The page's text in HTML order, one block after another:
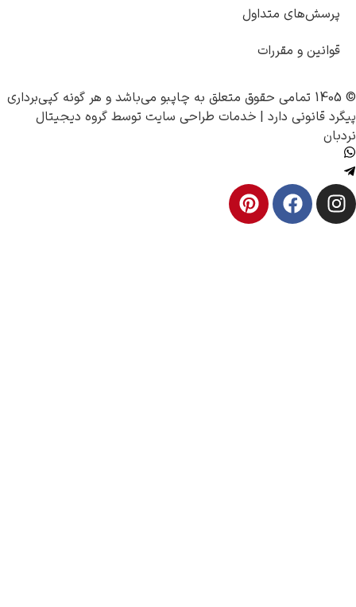
چاپبومی‌باشد و هر گونه کپی‌برداری
|خدمات طراحی سایتتوسط گروه دیجیتال